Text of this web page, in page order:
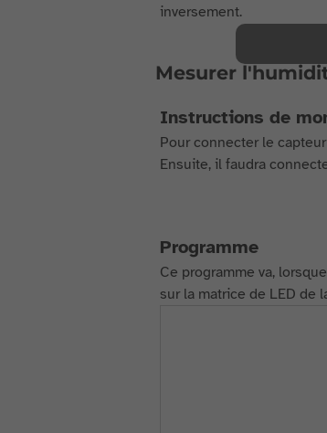
inversement.
Mesurer
Instructions de
Pour connecter le
Ensuite, il faudra
Programme
Ce programme va,
sur la matrice de LED de